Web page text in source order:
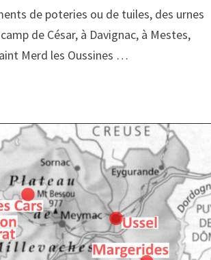
de poteries ou de tuiles, des urnes
de César, à Davignac, à Mestes,
Merd les Oussines …